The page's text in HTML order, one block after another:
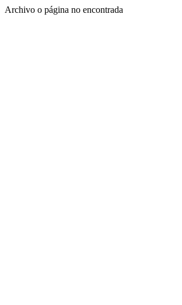
Archivo o página no encontrada